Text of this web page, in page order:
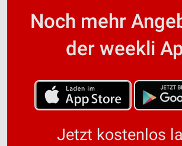
Noch mehr
der weekli
Jetzt kostenlos